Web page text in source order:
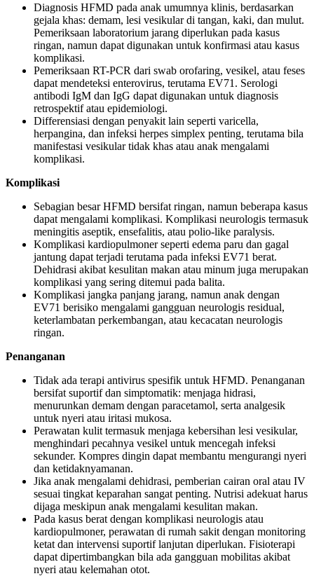
Diagnosis HFMD pada anak umumnya klinis, berdasarkan
gejala khas: demam, lesi vesikular di tangan, kaki, dan mulut.
Pemeriksaan laboratorium jarang diperlukan pada kasus
ringan, namun dapat digunakan untuk konfirmasi atau kasus
komplikasi.
Pemeriksaan RT-PCR dari swab orofaring, vesikel, atau feses
dapat mendeteksi enterovirus, terutama EV71. Serologi
antibodi IgM dan IgG dapat digunakan untuk diagnosis
retrospektif atau epidemiologi.
Differensiasi dengan penyakit lain seperti varicella,
herpangina, dan infeksi herpes simplex penting, terutama bila
manifestasi vesikular tidak khas atau anak mengalami
komplikasi.
Komplikasi
Sebagian besar HFMD bersifat ringan, namun beberapa kasus
dapat mengalami komplikasi. Komplikasi neurologis termasuk
meningitis aseptik, ensefalitis, atau polio-like paralysis.
Komplikasi kardiopulmoner seperti edema paru dan gagal
jantung dapat terjadi terutama pada infeksi EV71 berat.
Dehidrasi akibat kesulitan makan atau minum juga merupakan
komplikasi yang sering ditemui pada balita.
Komplikasi jangka panjang jarang, namun anak dengan
EV71 berisiko mengalami gangguan neurologis residual,
keterlambatan perkembangan, atau kecacatan neurologis
ringan.
Penanganan
Tidak ada terapi antivirus spesifik untuk HFMD. Penanganan
bersifat suportif dan simptomatik: menjaga hidrasi,
menurunkan demam dengan paracetamol, serta analgesik
untuk nyeri atau iritasi mukosa.
Perawatan kulit termasuk menjaga kebersihan lesi vesikular,
menghindari pecahnya vesikel untuk mencegah infeksi
sekunder. Kompres dingin dapat membantu mengurangi nyeri
dan ketidaknyamanan.
Jika anak mengalami dehidrasi, pemberian cairan oral atau IV
sesuai tingkat keparahan sangat penting. Nutrisi adekuat harus
dijaga meskipun anak mengalami kesulitan makan.
Pada kasus berat dengan komplikasi neurologis atau
kardiopulmoner, perawatan di rumah sakit dengan monitoring
ketat dan intervensi suportif lanjutan diperlukan. Fisioterapi
dapat dipertimbangkan bila ada gangguan mobilitas akibat
nyeri atau kelemahan otot.